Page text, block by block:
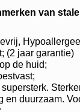
van
(2 jaar garantie)
de huid;
en duurzaam.